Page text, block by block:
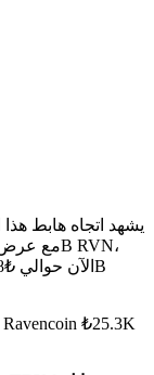
يشهد اتجاه هابط